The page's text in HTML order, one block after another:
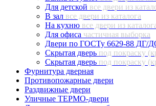
Для детской все двери из
В зал все двери из каталога
На кухню все двери из
Для офиса частичная выборка
Двери по ГОСТу 6629-88 ДГ/
Скрытая дверь под покраску
Скрытая дверь под покраску
Фурнитура дверная
Противопожарные двери
Раздвижные двери
Уличные ТЕРМО-двери